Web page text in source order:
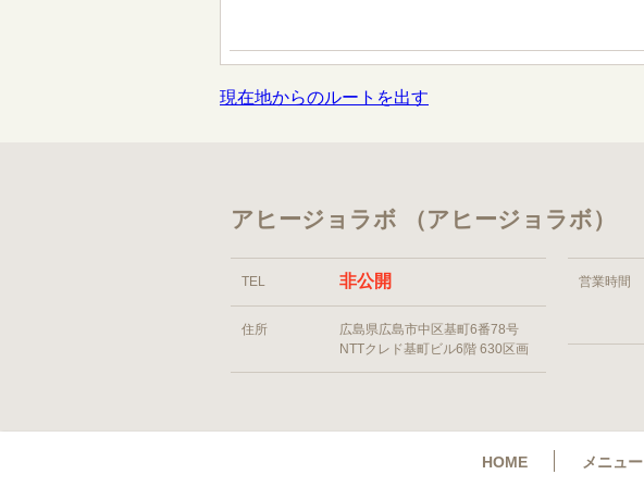
現在地からのルートを出す
アヒージョラボ （アヒージョラボ）
TEL 非公開
住所
広島県広島市中区基町6番78号
NTTクレド基町ビル6階 630区画
営業時間
HOME メニュー